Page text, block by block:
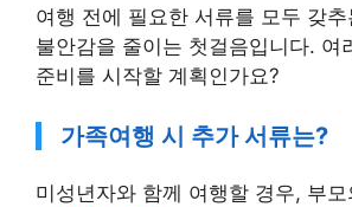
여행 전에 필요한 서류를 모두 갖
불안감을 줄이는 첫걸음입니다. 여
준비를 시작할 계획인가요?
가족여행 시 추가 서류는?
미성년자와 함께 여행할 경우, 부모